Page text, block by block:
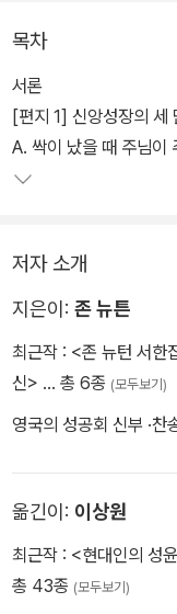
목차
서론
[편지 1] 신앙성장의 세
A. 싹이 났을 때 주님
저자 소개
지은이: 존 뉴튼
최근작 : <존 뉴턴 서한
신> … 총 6종 (모두보기)
영국의 성공회 신부 ·
옮긴이: 이상원
최근작 : <현대인의 성
총 43종 (모두보기)